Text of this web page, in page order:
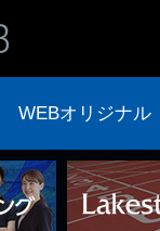
WEBオリジナル